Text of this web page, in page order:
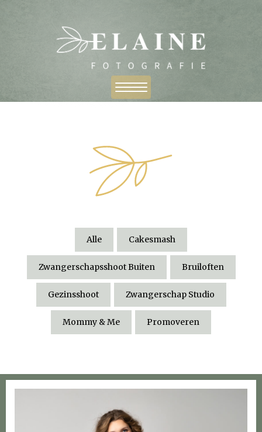
Alle Cakesmash
Zwangerschapsshoot Buiten Bruiloften
Gezinsshoot Zwangerschap Studio
Mommy & Me Promoveren